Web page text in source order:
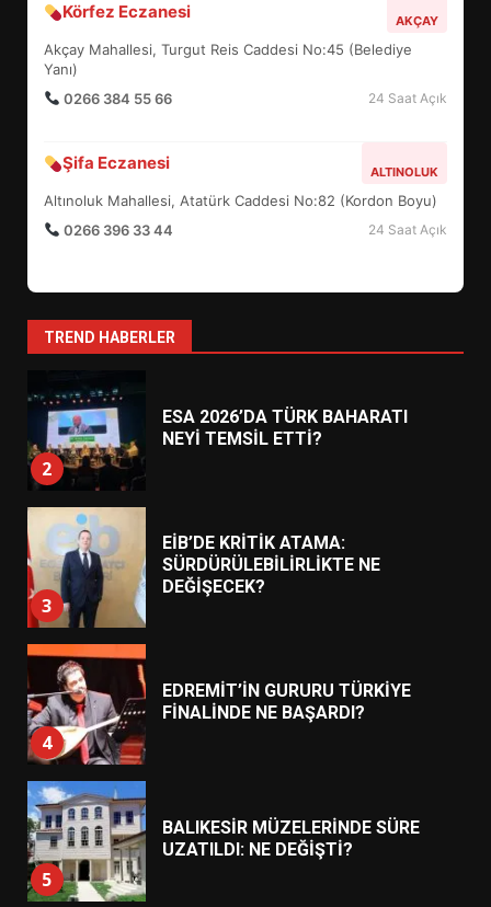
Körfez Eczanesi AKÇAY
Akçay Mahallesi, Turgut Reis Caddesi No:45 (Belediye
Yanı)
0266 384 55 66
24 Saat Açık
Şifa Eczanesi ALTINOLUK
Altınoluk Mahallesi, Atatürk Caddesi No:82 (Kordon Boyu)
0266 396 33 44
24 Saat Açık
TREND HABERLER
6
TURNUVASI KAYITLARI NEYİ
7
YENİ YÖNETİM NASIL
ŞEKİLLENDİ?
1
HAREKETE GEÇİYOR: GÖZLER
2
ESA 2026’DA TÜRK BAHARATI
NEYİ TEMSİL ETTİ?
3
EİB’DE KRİTİK ATAMA:
SÜRDÜRÜLEBİLİRLİKTE NE
DEĞİŞECEK?
4
EDREMİT’İN GURURU TÜRKİYE
FİNALİNDE NE BAŞARDI?
5
BALIKESİR MÜZELERİNDE SÜRE
UZATILDI: NE DEĞİŞTİ?